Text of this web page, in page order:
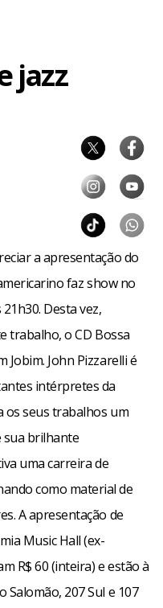
jazz
a apresentação do
faz show no
Desta vez,
trabalho, o CD Bossa
Jobim. John Pizzarelli é
intérpretes da
os seus trabalhos um
sua brilhante
uma carreira de
como material de
A apresentação de
Music Hall (ex-
R$ 60 (inteira) e estão à
Salomão, 207 Sul e 107